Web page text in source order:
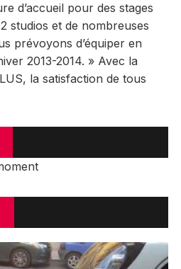
d’accueil pour des stages
studios et de nombreuses
prévoyons d’équiper en
2013-2014. » Avec la
la satisfaction de tous